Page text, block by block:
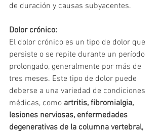
de duración y causas subyacentes.
Dolor crónico:
El dolor crónico es un tipo de dolor que
persiste o se repite durante un período
prolongado, generalmente por más de
tres meses. Este tipo de dolor puede
deberse a una variedad de condiciones
médicas, como artritis, fibromialgia,
lesiones nerviosas, enfermedades
degenerativas de la columna vertebral,